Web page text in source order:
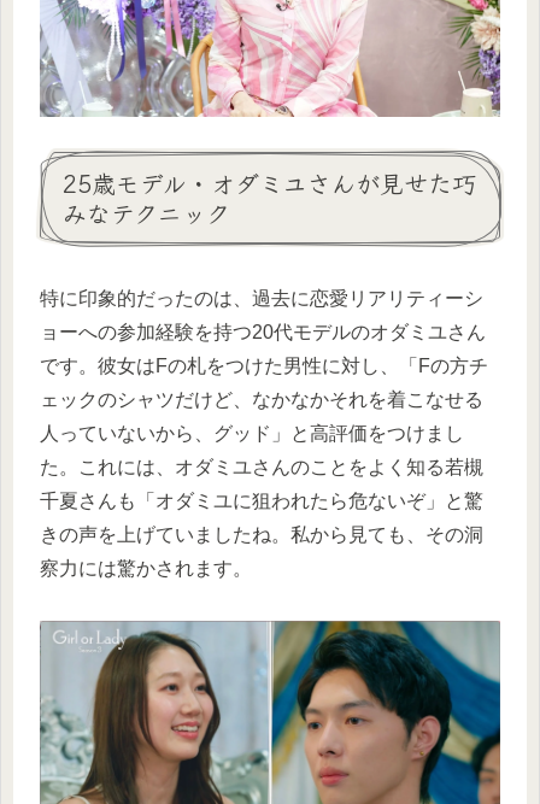
25歳モデル・オダミユさんが見せた巧
みなテクニック
特に印象的だったのは、過去に恋愛リアリティーシ
ョーへの参加経験を持つ20代モデルのオダミユさん
です。彼女はFの札をつけた男性に対し、「Fの方チ
ェックのシャツだけど、なかなかそれを着こなせる
人っていないから、グッド」と高評価をつけまし
た。これには、オダミユさんのことをよく知る若槻
千夏さんも「オダミユに狙われたら危ないぞ」と驚
きの声を上げていましたね。私から見ても、その洞
察力には驚かされます。